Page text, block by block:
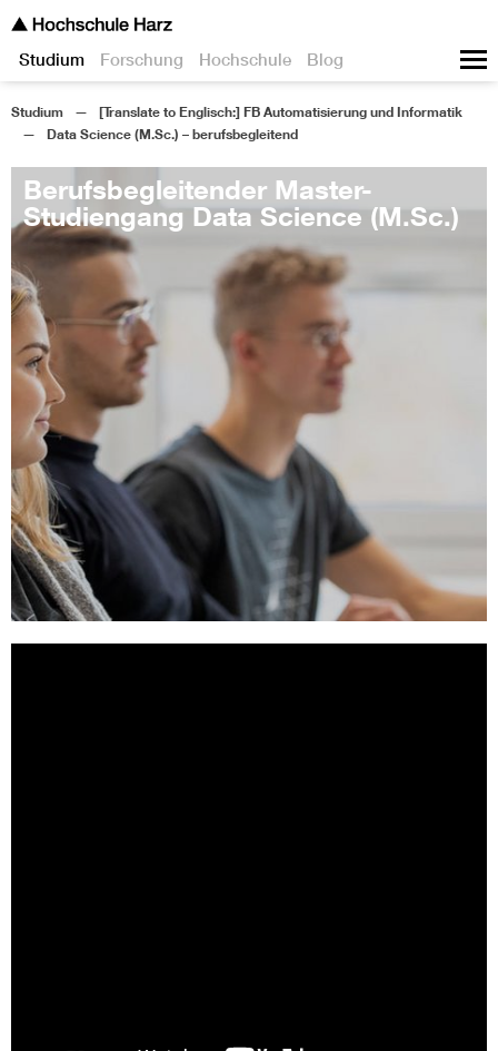
Studium Forschung Hochschule Blog
Studium
[Translate to Englisch:] FB Automatisierung und Informatik
Data Science (M.Sc.) – berufsbegleitend
Berufsbegleitender Master-
Studiengang Data Science (M.Sc.)